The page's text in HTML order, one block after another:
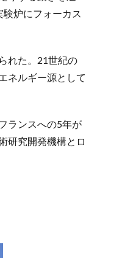
炉にフォーカス
れた。21世紀の
ネルギー源として
ランスへの5年が
研究開発機構とロ